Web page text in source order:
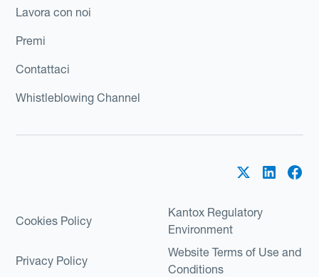
Lavora con noi
Premi
Contattaci
Whistleblowing Channel
Cookies Policy
Kantox Regulatory
Environment
Privacy Policy
Website Terms of Use and
Conditions